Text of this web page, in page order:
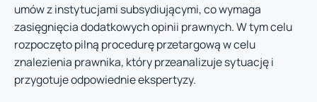
umów z instytucjami subsydiującymi, co wymaga
zasięgnięcia dodatkowych opinii prawnych. W tym celu
rozpoczęto pilną procedurę przetargową w celu
znalezienia prawnika, który przeanalizuje sytuację i
przygotuje odpowiednie ekspertyzy.